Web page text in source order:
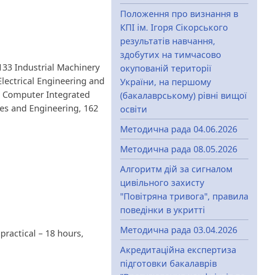
Industrial Machinery
Engineering and
Integrated
and Engineering, 162
– 18 hours,
Положення про визнання в
КПІ ім. Ігоря Сікорського
результатів навчання,
здобутих на тимчасово
окупованій території
України, на першому
(бакалаврському) рівні вищої
освіти
Методична рада 04.06.2026
Методична рада 08.05.2026
Алгоритм дій за сигналом
цивільного захисту
"Повітряна тривога", правила
поведінки в укритті
Методична рада 03.04.2026
Акредитаційна експертиза
підготовки бакалаврів